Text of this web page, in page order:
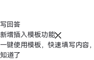
写回答
新增插入模板功能
一键使用模板，快速填写内容
知道了